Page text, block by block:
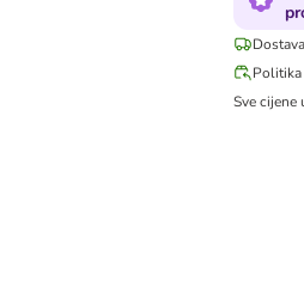
Sve cijene